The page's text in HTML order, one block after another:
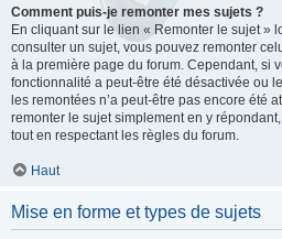
Comment puis-je remonter mes sujets ?
En cliquant sur le lien « Remonter le sujet »
consulter un sujet, vous pouvez remonter
à la première page du forum. Cependant, si
fonctionnalité a peut-être été désactivée ou
les remontées n’a peut-être pas encore été
remonter le sujet simplement en y
tout en respectant les règles du forum.
Haut
Mise en forme et types de sujets